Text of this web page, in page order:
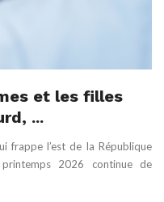
et les filles
...
frappe l’est de la République
2026 continue de